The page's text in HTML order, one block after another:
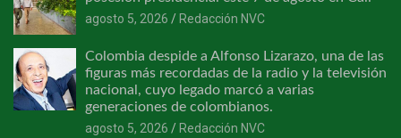
agosto 5, 2026
Redacción NVC
Colombia despide a Alfonso Lizarazo, una de las
figuras más recordadas de la radio y la televisión
nacional, cuyo legado marcó a varias
generaciones de colombianos.
agosto 5, 2026
Redacción NVC